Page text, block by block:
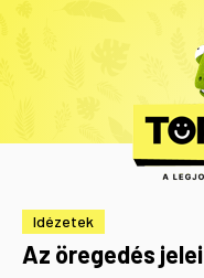
Idézetek
Az öregedés jelei